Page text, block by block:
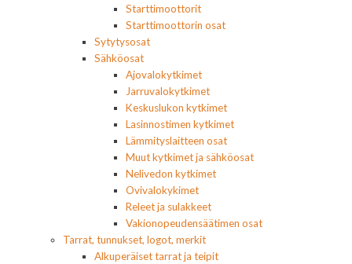
Starttimoottorit
Starttimoottorin osat
Sytytysosat
Sähköosat
Ajovalokytkimet
Jarruvalokytkimet
Keskuslukon kytkimet
Lasinnostimen kytkimet
Lämmityslaitteen osat
Muut kytkimet ja sähköosat
Nelivedon kytkimet
Ovivalokykimet
Releet ja sulakkeet
Vakionopeudensäätimen osat
Tarrat, tunnukset, logot, merkit
Alkuperäiset tarrat ja teipit